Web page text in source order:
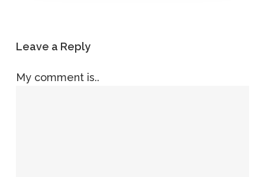
Leave a Reply
My comment is..